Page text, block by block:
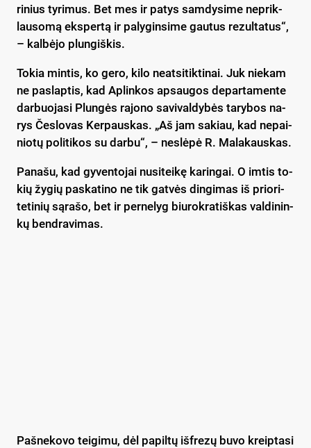
ri­nius ty­ri­mus. Bet mes ir pa­tys sam­dy­si­me ne­prik­
lau­so­mą eks­per­tą ir pa­ly­gin­si­me gau­tus re­zul­ta­tus“,
– kal­bė­jo plun­giš­kis.
To­kia min­tis, ko ge­ro, ki­lo neat­si­tik­ti­nai. Juk nie­kam
ne pa­slap­tis, kad Ap­lin­kos ap­sau­gos de­par­ta­men­te
dar­buo­ja­si Plun­gės ra­jo­no sa­vi­val­dy­bės ta­ry­bos na­
rys Čes­lo­vas Ker­paus­kas. „Aš jam sa­kiau, kad ne­pai­
nio­tų po­li­ti­kos su dar­bu“, – ne­slė­pė R. Ma­la­kaus­kas.
Pa­na­šu, kad gy­ven­to­jai nu­si­tei­kę ka­rin­gai. O im­tis to­
kių žy­gių pa­ska­ti­no ne tik gat­vės din­gi­mas iš prio­ri­
te­ti­nių są­ra­šo, bet ir per­ne­lyg biu­rok­ra­tiš­kas val­di­nin­
kų bend­ra­vi­mas.
Paš­ne­ko­vo tei­gi­mu, dėl pa­pil­tų iš­fre­zų bu­vo kreip­ta­si